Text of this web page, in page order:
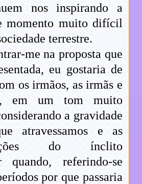
nos inspirando a
momento muito difícil
terrestre.
me na proposta que
eu gostaria de
os irmãos, as irmãs e
em um tom muito
a gravidade
atravessamos e as
do ínclito
quando, referindo-se
por que passaria